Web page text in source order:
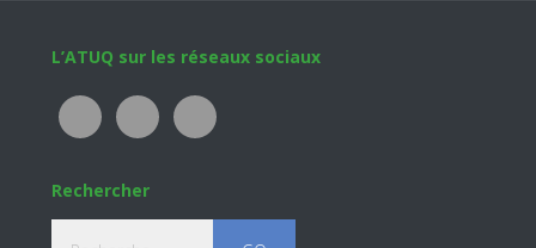
Footer
L’ATUQ sur les réseaux sociaux
Rechercher